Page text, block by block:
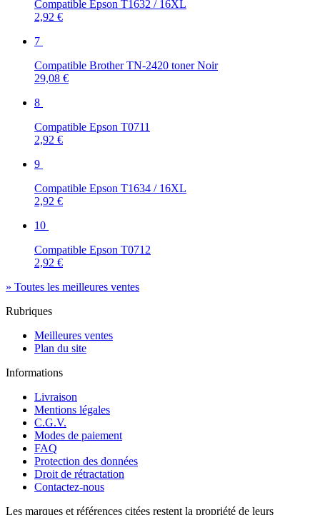
Compatible Epson T1632 / 16XL
2,92 €
7
Compatible Brother TN-2420 toner Noir
29,08 €
8
Compatible Epson T0711
2,92 €
9
Compatible Epson T1634 / 16XL
2,92 €
10
Compatible Epson T0712
2,92 €
» Toutes les meilleures ventes
Rubriques
Meilleures ventes
Plan du site
Informations
Livraison
Mentions légales
C.G.V.
Modes de paiement
FAQ
Protection des données
Droit de rétractation
Contactez-nous
Les marques et références citées restent la propriété de leurs